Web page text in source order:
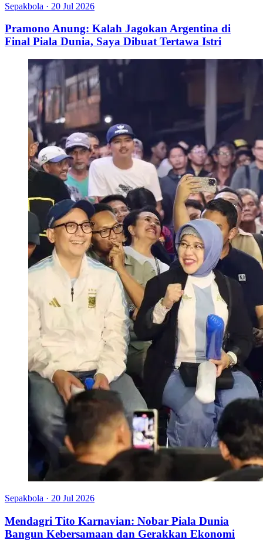
Sepakbola · 20 Jul 2026
Pramono Anung: Kalah Jagokan Argentina di
Final Piala Dunia, Saya Dibuat Tertawa Istri
Sepakbola · 20 Jul 2026
Mendagri Tito Karnavian: Nobar Piala Dunia
Bangun Kebersamaan dan Gerakkan Ekonomi